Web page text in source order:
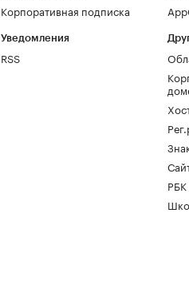
Корпоративная подписка
Уведомления
RSS